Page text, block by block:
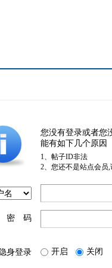
您没有登录或者您
能有如下几个原因
1、帖子ID非法
2、您还不是站点会员
密 码
隐身登录 开启 关闭